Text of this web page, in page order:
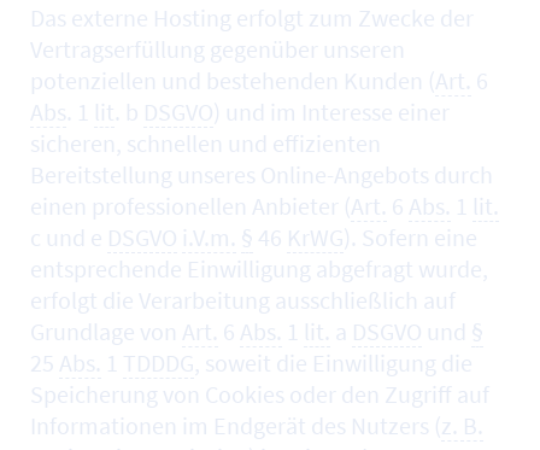
Das externe Hosting erfolgt zum Zwecke der
Vertragserfüllung gegenüber unseren
potenziellen und bestehenden Kunden (Art. 6
Abs. 1 lit. b DSGVO) und im Interesse einer
sicheren, schnellen und effizienten
Bereitstellung unseres Online-Angebots durch
einen professionellen Anbieter (Art. 6 Abs. 1 lit.
c und e DSGVO i.V.m. § 46 KrWG). Sofern eine
entsprechende Einwilligung abgefragt wurde,
erfolgt die Verarbeitung ausschließlich auf
Grundlage von Art. 6 Abs. 1 lit. a DSGVO und §
25 Abs. 1 TDDDG, soweit die Einwilligung die
Speicherung von Cookies oder den Zugriff auf
Informationen im Endgerät des Nutzers (z. B.